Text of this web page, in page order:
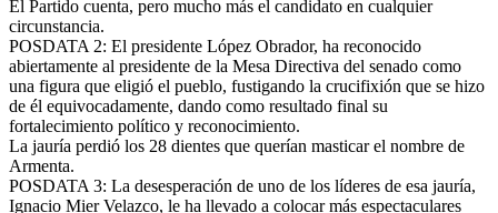
El Partido cuenta, pero mucho más el candidato en cualquier
circunstancia.
POSDATA 2: El presidente López Obrador, ha reconocido
abiertamente al presidente de la Mesa Directiva del senado como
una figura que eligió el pueblo, fustigando la crucifixión que se hizo
de él equivocadamente, dando como resultado final su
fortalecimiento político y reconocimiento.
La jauría perdió los 28 dientes que querían masticar el nombre de
Armenta.
POSDATA 3: La desesperación de uno de los líderes de esa jauría,
Ignacio Mier Velazco, le ha llevado a colocar más espectaculares